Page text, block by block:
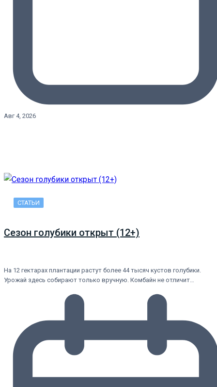
Авг 4, 2026
СТАТЬИ
Сезон голубики открыт (12+)
На 12 гектарах плантации растут более 44 тысяч кустов голубики.
Урожай здесь собирают только вручную. Комбайн не отличит…